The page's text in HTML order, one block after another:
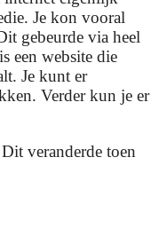
Je kon vooral
gebeurde via heel
een website die
Je kunt er
Verder kun je er
veranderde toen